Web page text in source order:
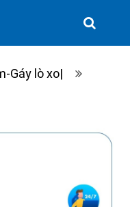
Gáy lò xo|